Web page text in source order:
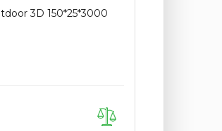
3D 150*25*3000